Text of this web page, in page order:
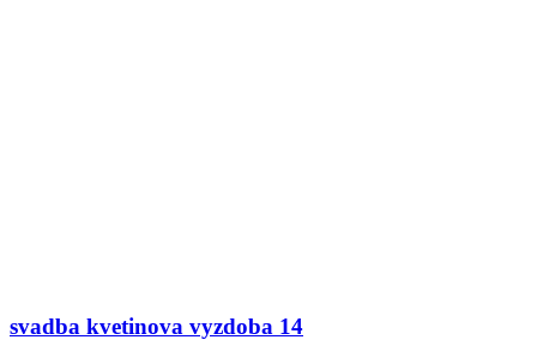
svadba kvetinova vyzdoba 14